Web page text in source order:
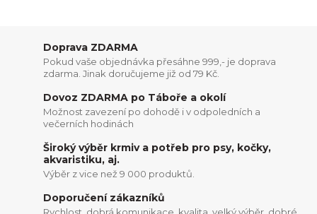
Doprava ZDARMA
Pokud vaše objednávka přesáhne 999,- je doprava
zdarma. Jinak doručujeme již od 79 Kč.
Dovoz ZDARMA po Táboře a okolí
Možnost zavezení po dohodě i v odpoledních a
večerních hodinách
Široký výběr krmiv a potřeb pro psy, kočky,
akvaristiku, aj.
Výběr z vice než 9 000 produktů.
Doporučení zákazníků